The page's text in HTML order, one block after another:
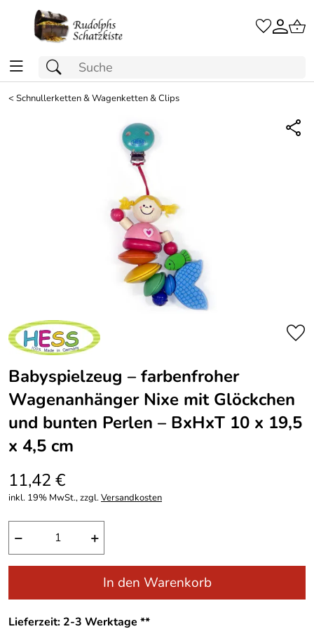
<Schnullerketten & Wagenketten & Clips
Babyspielzeug – farbenfroher
Wagenanhänger Nixe mit Glöckchen
und bunten Perlen – BxHxT 10 x 19,5
x 4,5 cm
11,42 €
inkl. 19% MwSt., zzgl.Versandkosten
− +
In den Warenkorb
Lieferzeit: 2-3 Werktage **